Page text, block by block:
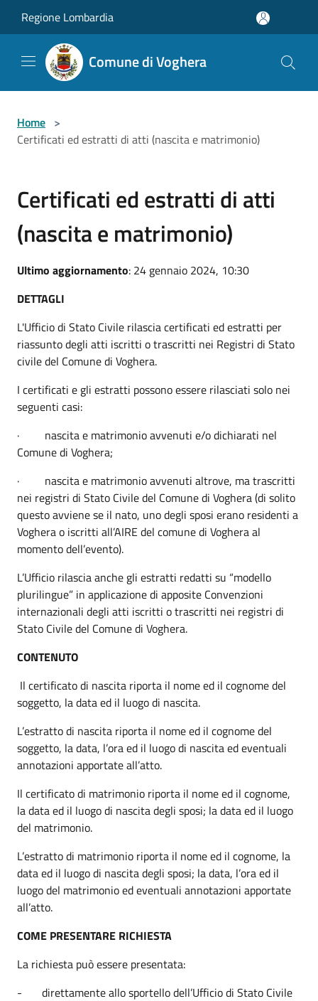
Regione Lombardia
Comune di Voghera
Home >
Certificati ed estratti di atti (nascita e matrimonio)
Certificati ed estratti di atti
(nascita e matrimonio)
Ultimo aggiornamento: 24 gennaio 2024, 10:30
DETTAGLI
L'Ufficio di Stato Civile rilascia certificati ed estratti per
riassunto degli atti iscritti o trascritti nei Registri di Stato
civile del Comune di Voghera.
I certificati e gli estratti possono essere rilasciati solo nei
seguenti casi:
· nascita e matrimonio avvenuti e/o dichiarati nel
Comune di Voghera;
· nascita e matrimonio avvenuti altrove, ma trascritti
nei registri di Stato Civile del Comune di Voghera (di solito
questo avviene se il nato, uno degli sposi erano residenti a
Voghera o iscritti all’AIRE del comune di Voghera al
momento dell’evento).
L’Ufficio rilascia anche gli estratti redatti su “modello
plurilingue” in applicazione di apposite Convenzioni
internazionali degli atti iscritti o trascritti nei registri di
Stato Civile del Comune di Voghera.
CONTENUTO
Il certificato di nascita riporta il nome ed il cognome del
soggetto, la data ed il luogo di nascita.
L’estratto di nascita riporta il nome ed il cognome del
soggetto, la data, l’ora ed il luogo di nascita ed eventuali
annotazioni apportate all’atto.
Il certificato di matrimonio riporta il nome ed il cognome,
la data ed il luogo di nascita degli sposi; la data ed il luogo
del matrimonio.
L’estratto di matrimonio riporta il nome ed il cognome, la
data ed il luogo di nascita degli sposi; la data, l’ora ed il
luogo del matrimonio ed eventuali annotazioni apportate
all’atto.
COME PRESENTARE RICHIESTA
La richiesta può essere presentata:
- direttamente allo sportello dell’Ufficio di Stato Civile